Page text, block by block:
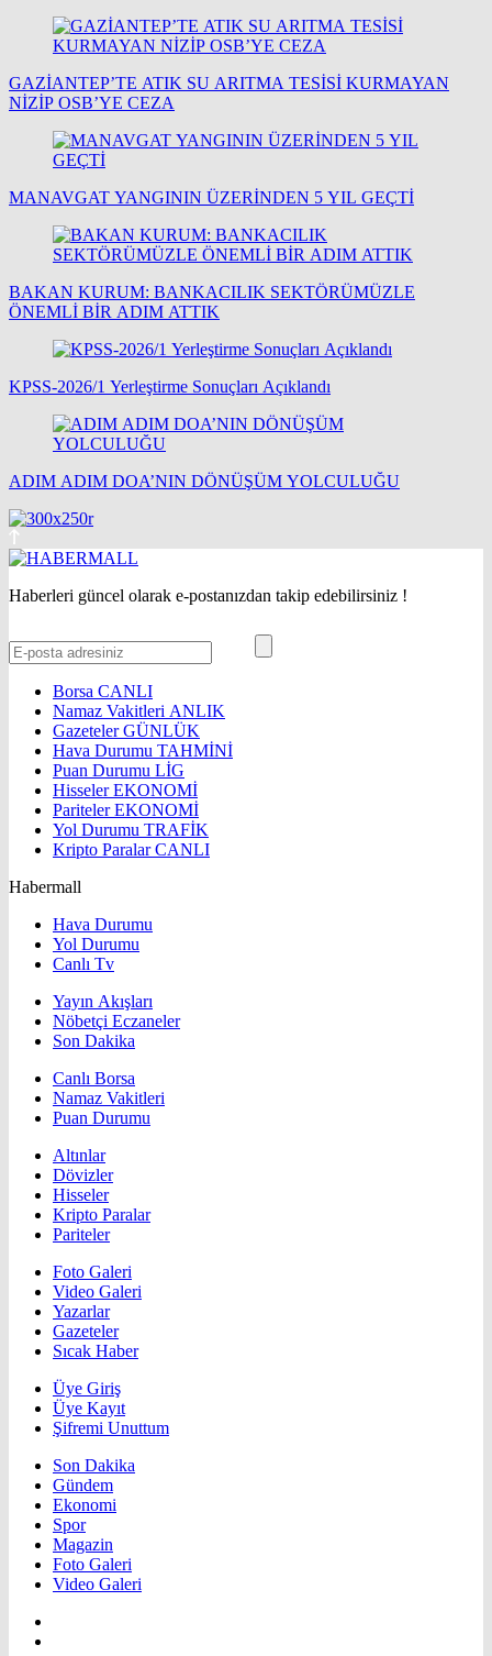
GAZİANTEP’TE ATIK SU ARITMA TESİSİ KURMAYAN
NİZİP OSB’YE CEZA
MANAVGAT YANGININ ÜZERİNDEN 5 YIL GEÇTİ
BAKAN KURUM: BANKACILIK SEKTÖRÜMÜZLE
ÖNEMLİ BİR ADIM ATTIK
KPSS-2026/1 Yerleştirme Sonuçları Açıklandı
ADIM ADIM DOA’NIN DÖNÜŞÜM YOLCULUĞU
Haberleri güncel olarak e-postanızdan takip edebilirsiniz !
Borsa CANLI
Namaz Vakitleri ANLIK
GazetelerGÜNLÜK
Hava Durumu TAHMİNİ
Puan Durumu LİG
HisselerEKONOMİ
ParitelerEKONOMİ
Yol Durumu TRAFİK
Kripto ParalarCANLI
Habermall
Hava Durumu
Yol Durumu
Canlı Tv
Yayın Akışları
Nöbetçi Eczaneler
Son Dakika
Canlı Borsa
Namaz Vakitleri
Puan Durumu
Altınlar
Dövizler
Hisseler
Kripto Paralar
Pariteler
Foto Galeri
Video Galeri
Yazarlar
Gazeteler
Sıcak Haber
Üye Giriş
Üye Kayıt
Şifremi Unuttum
Son Dakika
Gündem
Ekonomi
Spor
Magazin
Foto Galeri
Video Galeri